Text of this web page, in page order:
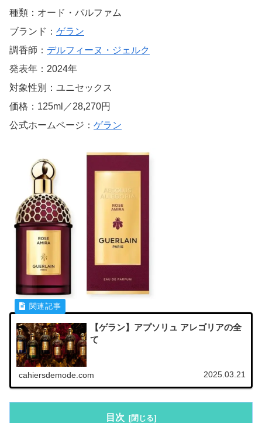
種類：オード・パルファム
ブランド： ゲラン
調香師： デルフィーヌ・ジェルク
発表年：2024年
対象性別：ユニセックス
価格：125ml／28,270円
公式ホームページ： ゲラン
【ゲラン】アプソリュ アレゴリアの全
て
cahiersdemode.com 2025.03.21
目次